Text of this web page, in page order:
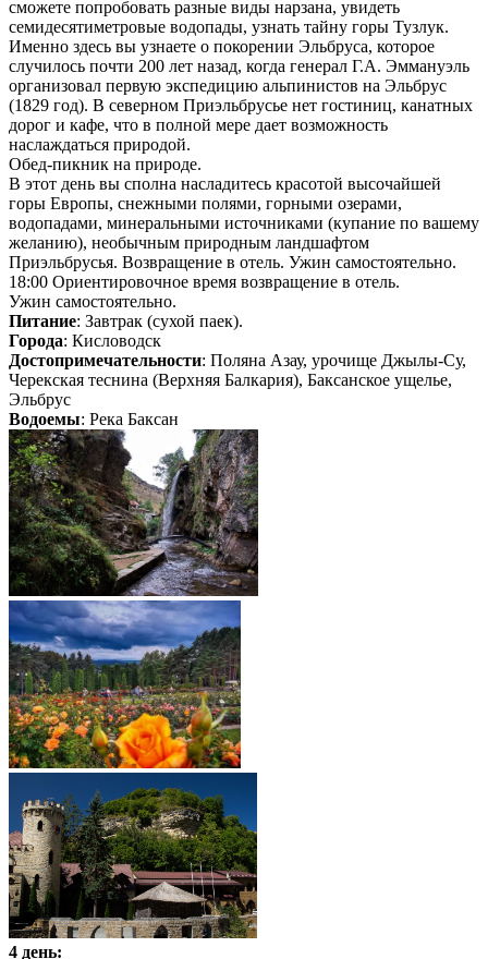
сможете попробовать разные виды нарзана, увидеть
семидесятиметровые водопады, узнать тайну горы Тузлук.
Именно здесь вы узнаете о покорении Эльбруса, которое
случилось почти 200 лет назад, когда генерал Г.А. Эммануэль
организовал первую экспедицию альпинистов на Эльбрус
(1829 год). В северном Приэльбрусье нет гостиниц, канатных
дорог и кафе, что в полной мере дает возможность
наслаждаться природой.
Обед-пикник на природе.
В этот день вы сполна насладитесь красотой высочайшей
горы Европы, снежными полями, горными озерами,
водопадами, минеральными источниками (купание по вашему
желанию), необычным природным ландшафтом
Приэльбрусья. Возвращение в отель. Ужин самостоятельно.
18:00 Ориентировочное время возвращение в отель.
Ужин самостоятельно.
Питание: Завтрак (сухой паек).
Города: Кисловодск
Достопримечательности: Поляна Азау, урочище Джылы-Су,
Черекская теснина (Верхняя Балкария), Баксанское ущелье,
Эльбрус
Водоемы: Река Баксан
4 день: